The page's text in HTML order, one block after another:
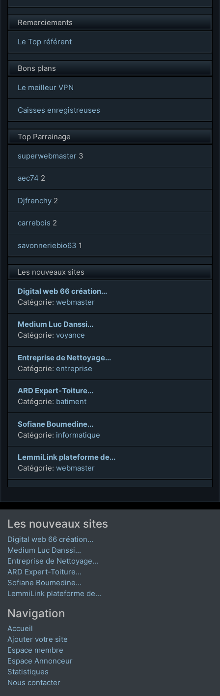
Remerciements
Le Top référent
Bons plans
Le meilleur VPN
Caisses enregistreuses
Top Parrainage
superwebmaster 3
aec74 2
Djfrenchy 2
carrebois 2
savonneriebio63 1
Les nouveaux sites
Digital web 66 création...
Catégorie: webmaster
Medium Luc Danssi...
Catégorie: voyance
Entreprise de Nettoyage...
Catégorie: entreprise
ARD Expert-Toiture...
Catégorie: batiment
Sofiane Boumedine...
Catégorie: informatique
LemmiLink plateforme de...
Catégorie: webmaster
Les nouveaux sites
Digital web 66 création...
Medium Luc Danssi...
Entreprise de Nettoyage...
ARD Expert-Toiture...
Sofiane Boumedine...
LemmiLink plateforme de...
Navigation
Accueil
Ajouter votre site
Espace membre
Espace Annonceur
Statistiques
Nous contacter